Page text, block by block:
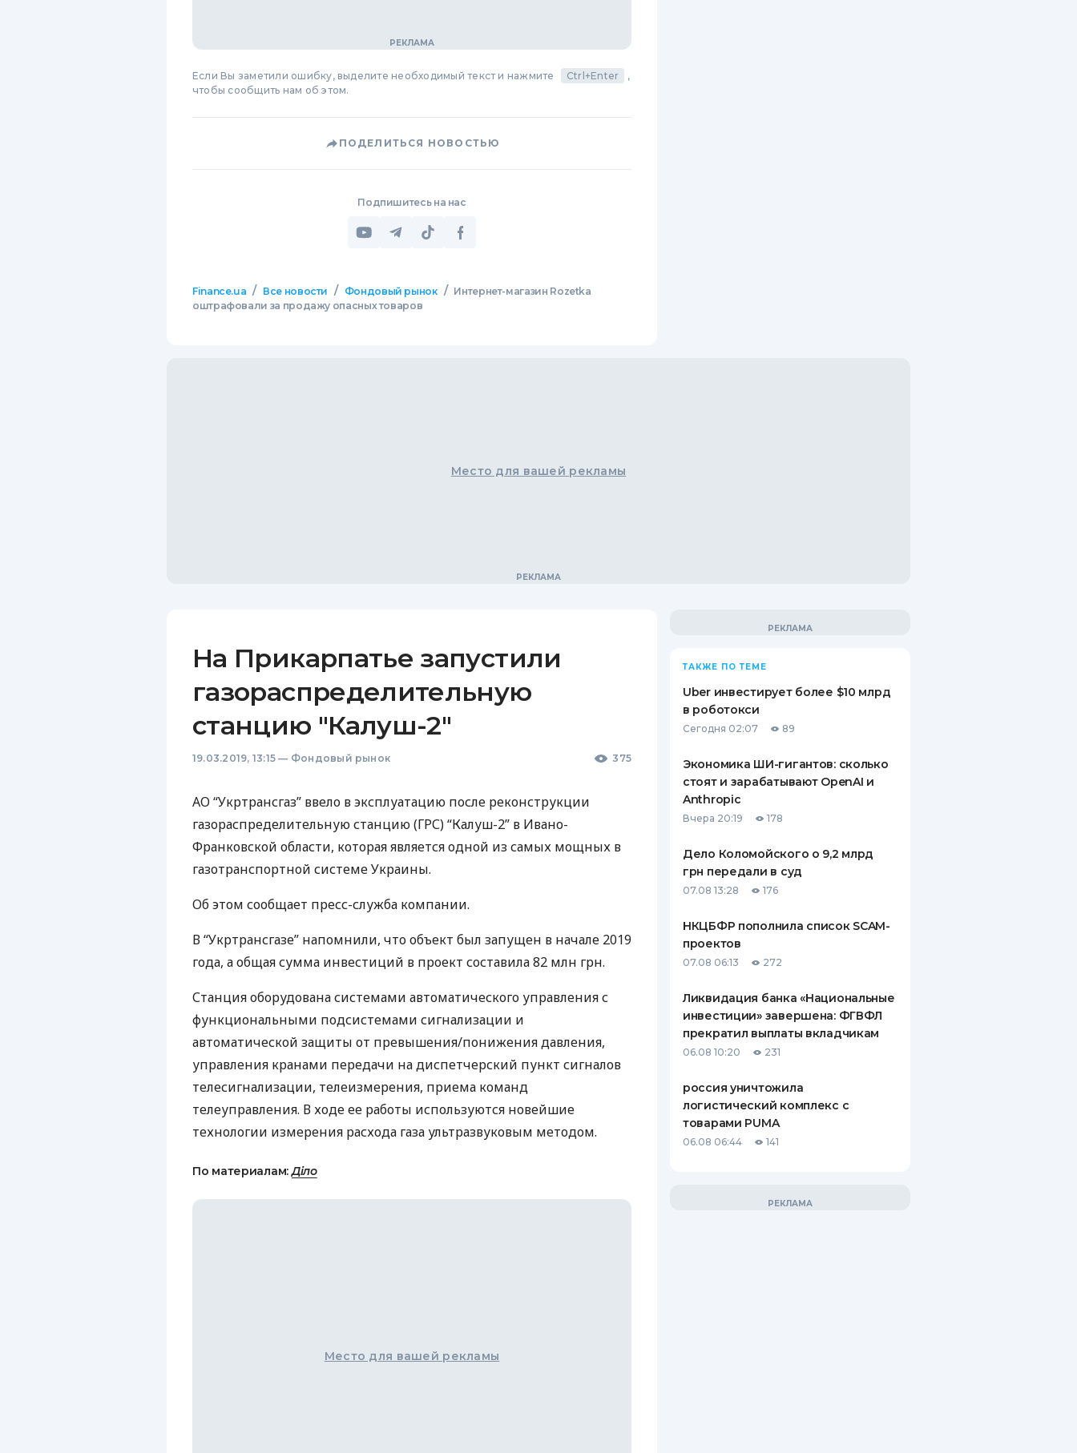
Если Вы заметили ошибку, выделите необходимый текст и нажмите Ctrl+Enter
,
чтобы сообщить нам об этом.
ПОДЕЛИТЬСЯ НОВОСТЬЮ
Подпишитесь на нас
Finance.ua / Все новости / Фондовый рынок / Интернет-магазин Rozetka
оштрафовали за продажу опасных товаров
Место для вашей рекламы
На Прикарпатье запустили
газораспределительную
станцию "Калуш-2"
19.03.2019, 13:15 — Фондовый рынок 375
АО “Укртрансгаз” ввело в эксплуатацию после реконструкции
газораспределительную станцию (ГРС) “Калуш-2” в Ивано-
Франковской области, которая является одной из самых мощных в
газотранспортной системе Украины.
Об этом сообщает пресс-служба компании.
В “Укртрансгазе” напомнили, что объект был запущен в начале 2019
года, а общая сумма инвестиций в проект составила 82 млн грн.
Станция оборудована системами автоматического управления с
функциональными подсистемами сигнализации и
автоматической защиты от превышения/понижения давления,
управления кранами передачи на диспетчерский пункт сигналов
телесигнализации, телеизмерения, приема команд
телеуправления. В ходе ее работы используются новейшие
технологии измерения расхода газа ультразвуковым методом.
По материалам:Діло
Место для вашей рекламы
ТАКЖЕ ПО ТЕМЕ
Uber инвестирует более $10 млрд
в роботокси
Сегодня 02:07 89
Экономика ШИ-гигантов: сколько
стоят и зарабатывают OpenAI и
Anthropic
Вчера 20:19 178
Дело Коломойского о 9,2 млрд
грн передали в суд
07.08 13:28 176
НКЦБФР пополнила список SCAM-
проектов
07.08 06:13 272
Ликвидация банка «Национальные
инвестиции» завершена: ФГВФЛ
прекратил выплаты вкладчикам
06.08 10:20 231
россия уничтожила
логистический комплекс с
товарами PUMA
06.08 06:44 141